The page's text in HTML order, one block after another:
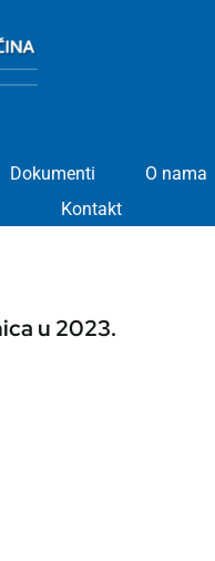
Dokumenti
O nama
Kontakt
u 2023.